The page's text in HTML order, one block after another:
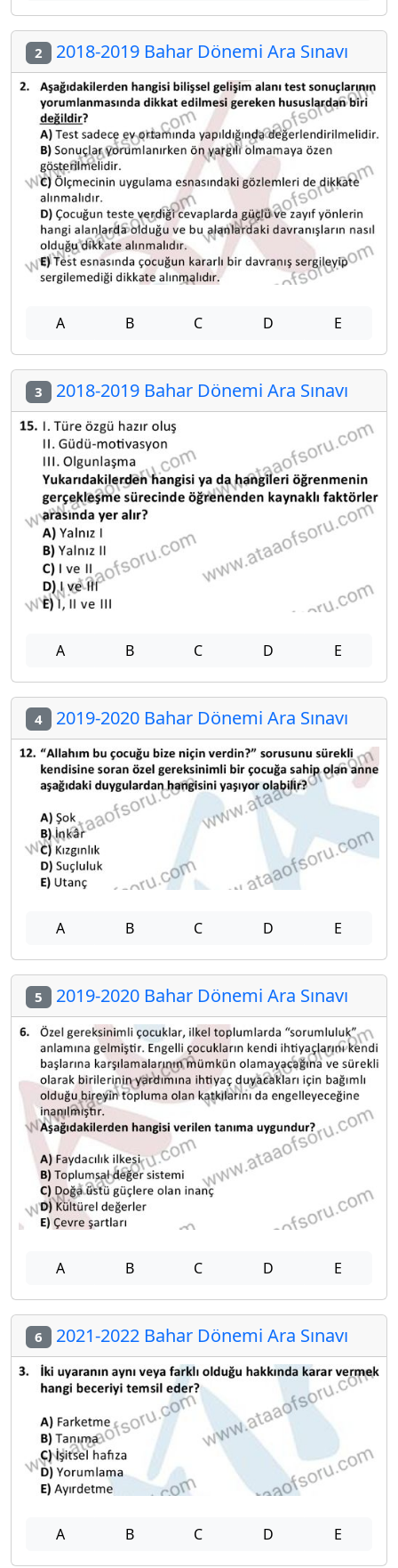
2 2018-2019 Bahar Dönemi Ara Sınavı
A B C D E
3 2018-2019 Bahar Dönemi Ara Sınavı
A B C D E
4 2019-2020 Bahar Dönemi Ara Sınavı
A B C D E
5 2019-2020 Bahar Dönemi Ara Sınavı
A B C D E
6 2021-2022 Bahar Dönemi Ara Sınavı
A B C D E